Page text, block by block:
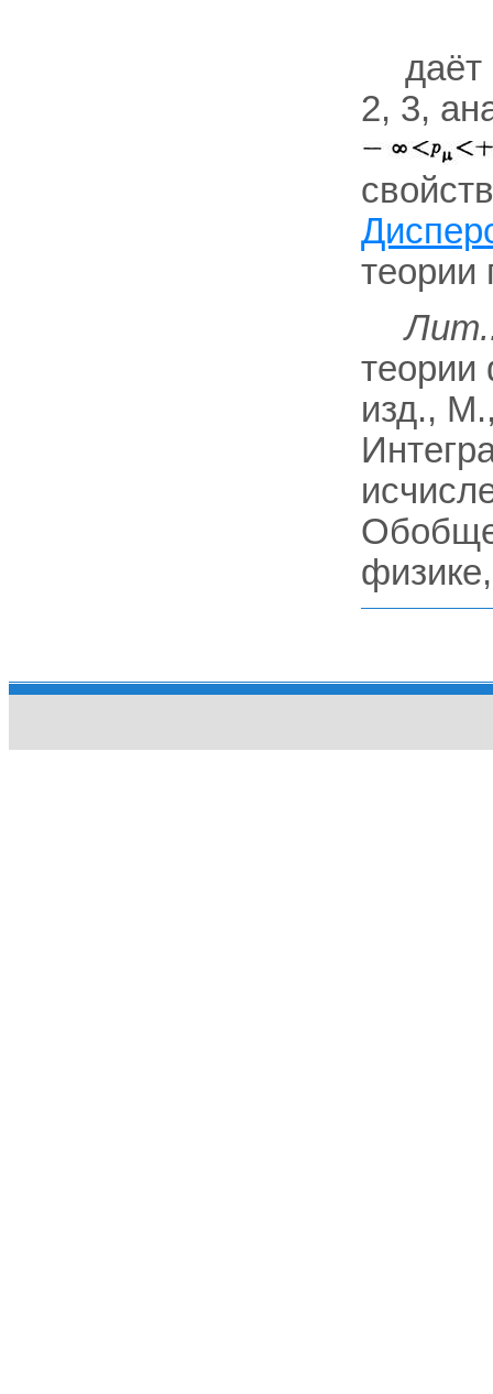
2, 3,
теории
теории
изд.,